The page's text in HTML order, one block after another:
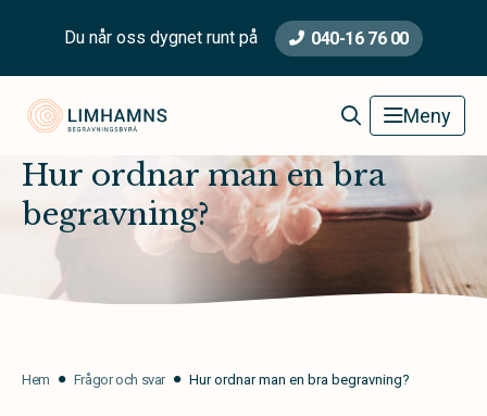
Du når oss dygnet runt på 040-16 76 00
Limhamns Begravningsbyrå Meny
Hur ordnar man en bra
begravning?
Hem Frågor och svar Hur ordnar man en bra begravning?